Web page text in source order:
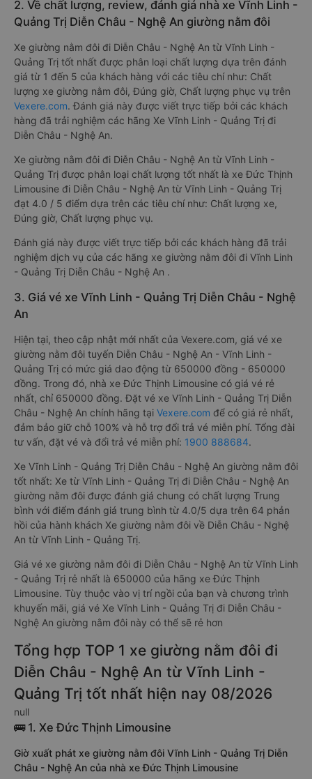
2. Về chất lượng, review, đánh giá nhà xe Vĩnh Linh -
Quảng Trị Diễn Châu - Nghệ An giường nằm đôi
Xe giường nằm đôi đi Diễn Châu - Nghệ An từ Vĩnh Linh -
Quảng Trị tốt nhất được phân loại chất lượng dựa trên đánh
giá từ 1 đến 5 của khách hàng với các tiêu chí như: Chất
lượng xe giường nằm đôi, Đúng giờ, Chất lượng phục vụ trên
Vexere.com. Đánh giá này được viết trực tiếp bởi các khách
hàng đã trải nghiệm các hãng Xe Vĩnh Linh - Quảng Trị đi
Diễn Châu - Nghệ An.
Xe giường nằm đôi đi Diễn Châu - Nghệ An từ Vĩnh Linh -
Quảng Trị được phân loại chất lượng tốt nhất là xe Đức Thịnh
Limousine đi Diễn Châu - Nghệ An từ Vĩnh Linh - Quảng Trị
đạt 4.0 / 5 điểm dựa trên các tiêu chí như: Chất lượng xe,
Đúng giờ, Chất lượng phục vụ.
Đánh giá này được viết trực tiếp bởi các khách hàng đã trải
nghiệm dịch vụ của các hãng xe giường nằm đôi đi Vĩnh Linh
- Quảng Trị Diễn Châu - Nghệ An .
3. Giá vé xe Vĩnh Linh - Quảng Trị Diễn Châu - Nghệ
An
Hiện tại, theo cập nhật mới nhất của Vexere.com, giá vé xe
giường nằm đôi tuyến Diễn Châu - Nghệ An - Vĩnh Linh -
Quảng Trị có mức giá dao động từ 650000 đồng - 650000
đồng. Trong đó, nhà xe Đức Thịnh Limousine có giá vé rẻ
nhất, chỉ 650000 đồng. Đặt vé xe Vĩnh Linh - Quảng Trị Diễn
Châu - Nghệ An chính hãng tại Vexere.com để có giá rẻ nhất,
đảm bảo giữ chỗ 100% và hỗ trợ đổi trả vé miễn phí. Tổng đài
tư vấn, đặt vé và đổi trả vé miễn phí: 1900 888684.
Xe Vĩnh Linh - Quảng Trị Diễn Châu - Nghệ An giường nằm đôi
tốt nhất: Xe từ Vĩnh Linh - Quảng Trị đi Diễn Châu - Nghệ An
giường nằm đôi được đánh giá chung có chất lượng Trung
bình với điểm đánh giá trung bình từ 4.0/5 dựa trên 64 phản
hồi của hành khách Xe giường nằm đôi về Diễn Châu - Nghệ
An từ Vĩnh Linh - Quảng Trị.
Giá vé xe giường nằm đôi đi Diễn Châu - Nghệ An từ Vĩnh Linh
- Quảng Trị rẻ nhất là 650000 của hãng xe Đức Thịnh
Limousine. Tùy thuộc vào vị trí ngồi của bạn và chương trình
khuyến mãi, giá vé Xe Vĩnh Linh - Quảng Trị đi Diễn Châu -
Nghệ An giường nằm đôi này có thể sẽ rẻ hơn
Tổng hợp TOP 1 xe giường nằm đôi đi
Diễn Châu - Nghệ An từ Vĩnh Linh -
Quảng Trị tốt nhất hiện nay 08/2026
null
🚌 1. Xe Đức Thịnh Limousine
Giờ xuất phát xe giường nằm đôi Vĩnh Linh - Quảng Trị Diễn
Châu - Nghệ An của nhà xe Đức Thịnh Limousine